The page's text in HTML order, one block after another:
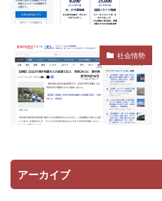
社会情勢
アーカイブ